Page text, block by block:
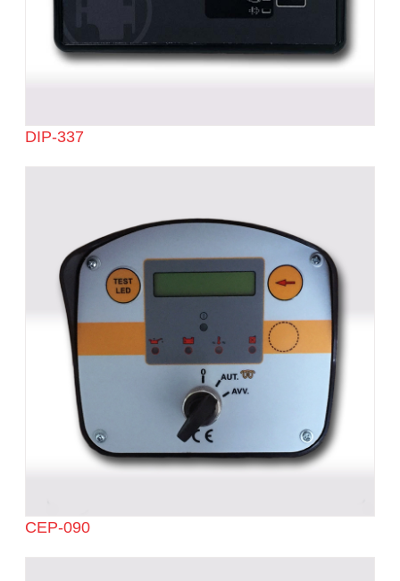
DIP-337
CEP-090